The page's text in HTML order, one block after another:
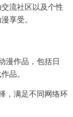
流社区以及个性
享受。
漫作品，包括日
品。
，满足不同网络环